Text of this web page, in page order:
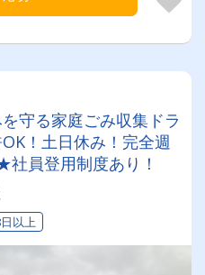
守る家庭ごみ収集ドラ
！土日休み！完全週
員登用制度あり！
以上